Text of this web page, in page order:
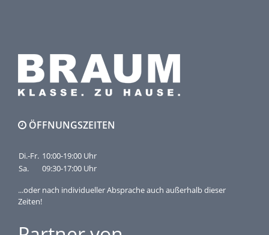
ÖFFNUNGSZEITEN
Di.-Fr. 10:00-19:00 Uhr
Sa.
09:30-17:00 Uhr
...oder nach individueller Absprache auch außerhalb dieser
Zeiten!